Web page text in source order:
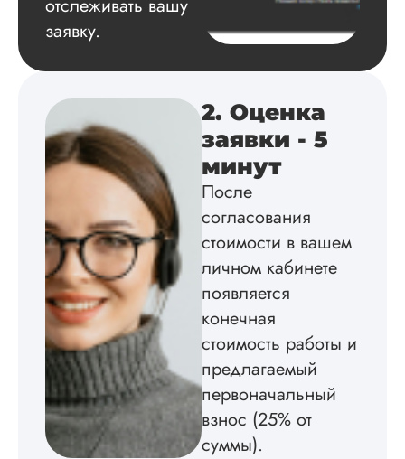
провел. Спасибо
содействие, буду и
дальше заказывать
работы здесь.
Вика
Вид работы:
Дата:
оформление.
самостоятельно
подобрал
обосновал
методологию
отслеживать вашу
заявку.
2. Оценка
заявки - 5
минут
После
согласования
стоимости в вашем
личном кабинете
появляется
конечная
стоимость работы и
предлагаемый
первоначальный
взнос (25% от
суммы).